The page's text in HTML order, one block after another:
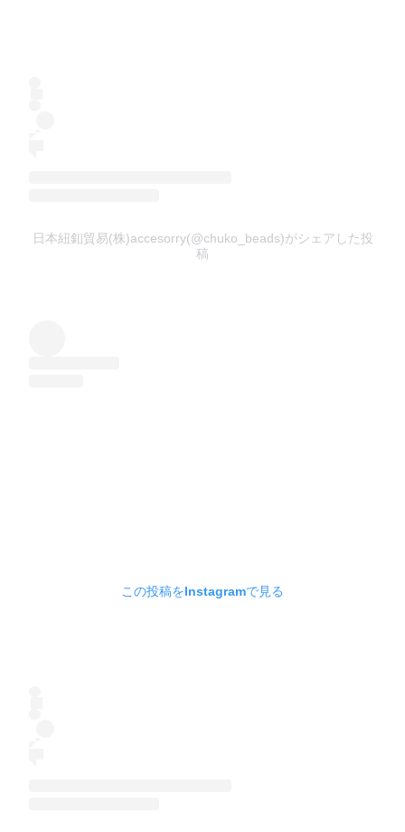
日本紐釦貿易(株)accesorry(@chuko_beads)がシェアした投
稿
この投稿をInstagramで見る